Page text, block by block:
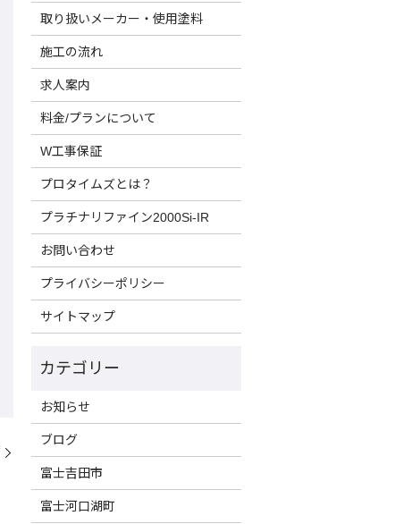
取り扱いメーカー・使用塗料
施工の流れ
求人案内
料金/プランについて
W工事保証
プロタイムズとは？
プラチナリファイン2000Si-IR
お問い合わせ
プライバシーポリシー
サイトマップ
お知らせ
ブログ
富士吉田市
富士河口湖町